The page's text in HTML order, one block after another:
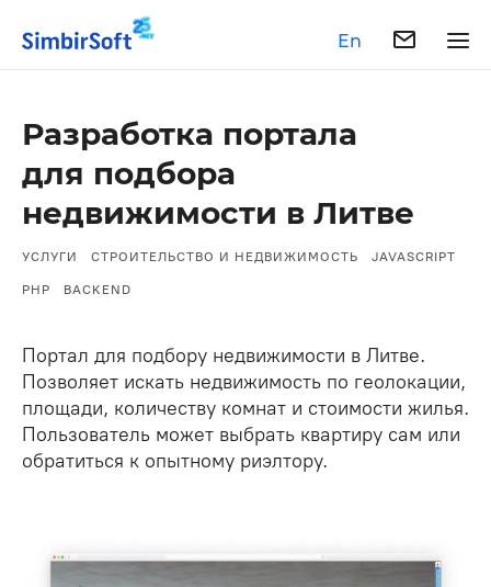
En
Разработка портала
для подбора
недвижимости в Литве
УСЛУГИ СТРОИТЕЛЬСТВО И НЕДВИЖИМОСТЬ JAVASCRIPT
PHP BACKEND
Портал для подбору недвижимости в Литве.
Позволяет искать недвижимость по геолокации,
площади, количеству комнат и стоимости жилья.
Пользователь может выбрать квартиру сам или
обратиться к опытному риэлтору.